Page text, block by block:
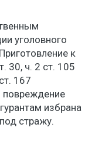
уголовного
к
30, ч. 2 ст. 105
167
повреждение
избрана
стражу.